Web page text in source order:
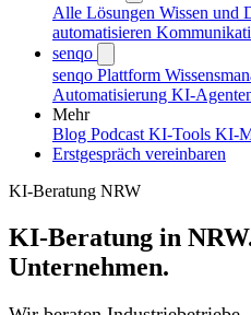
Alle Lösungen Wissen und
automatisieren
senqo
senqo Plattform
Automatisierung KI-
Mehr
Blog Podcast KI-Tools KI-
Erstgespräch vereinbaren
KI-Beratung NRW
KI-Beratung in
Unternehmen.